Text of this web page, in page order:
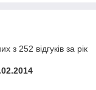
звертатися саме в наш
діаметром і
з 252 відгуків за рік